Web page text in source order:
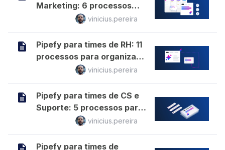
Marketing: 6 processos
para organizar campanhas
e conteúdo
vinicius.pereira
Pipefy para times de RH: 11
processos para organizar
do recrutamento ao
desligamento
vinicius.pereira
Pipefy para times de CS e
Suporte: 5 processos para
atender melhor e mais
rápido
vinicius.pereira
Pipefy para times de